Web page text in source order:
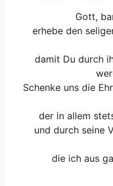
Gott,
erhebe den
damit Du durch
Schenke uns die
der in allem
und durch seine
die ich aus